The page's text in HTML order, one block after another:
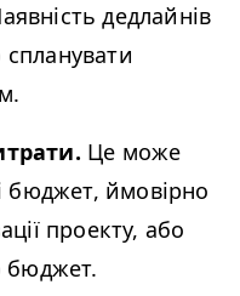
дедлайнів
Це може
бюджет, ймовірно
проекту, або
бюджет.